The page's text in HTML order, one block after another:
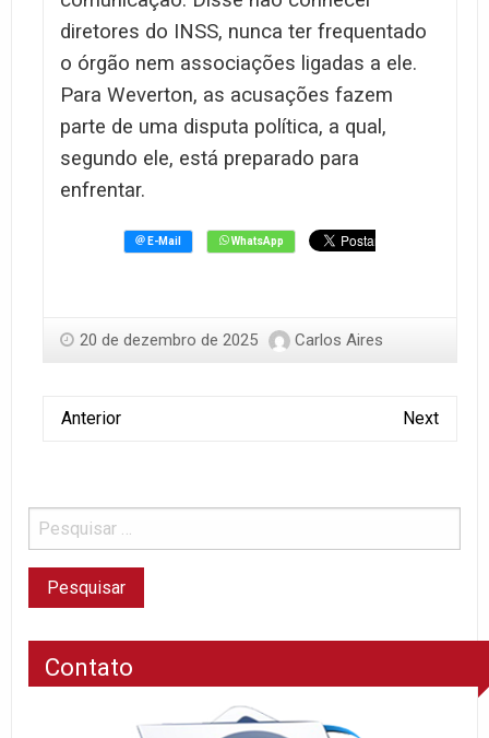
diretores do INSS, nunca ter frequentado
o órgão nem associações ligadas a ele.
Para Weverton, as acusações fazem
parte de uma disputa política, a qual,
segundo ele, está preparado para
enfrentar.
20 de dezembro de 2025 Carlos Aires
Anterior Next
Contato